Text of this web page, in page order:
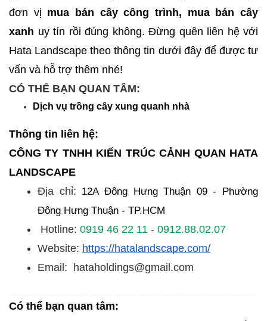
đơn vị mua bán cây công trình, mua bán cây
xanh uy tín rồi đúng không. Đừng quên liên hệ với
Hata Landscape theo thông tin dưới đây để được tư
vấn và hỗ trợ thêm nhé!
CÓ THỂ BẠN QUAN TÂM:
Dịch vụ trồng cây xung quanh nhà
Thông tin liên hệ:
CÔNG TY TNHH KIẾN TRÚC CẢNH QUAN HATA
LANDSCAPE
Địa chỉ: 12A Đông Hưng Thuận 09 - Phường
Đông Hưng Thuận - TP.HCM
Hotline: 0919 46 22 11 - 0912.88.02.07
Website: https://hatalandscape.com/
Email: hataholdings@gmail.com
Có thể bạn quan tâm: